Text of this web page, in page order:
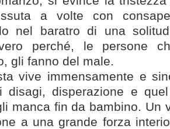
a volte con
nel baratro di una
perché, le persone
gli fanno del male.
vive immensamente e
disagi, disperazione e
manca fin da bambino. Un
a una grande forza